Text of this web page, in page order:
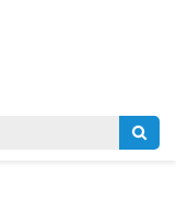
Rechercher